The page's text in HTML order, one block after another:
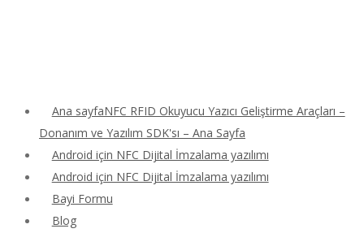
Ana sayfaNFC RFID Okuyucu Yazıcı Geliştirme Araçları –
Donanım ve Yazılım SDK'sı – Ana Sayfa
Android için NFC Dijital İmzalama yazılımı
Android için NFC Dijital İmzalama yazılımı
Bayi Formu
Blog